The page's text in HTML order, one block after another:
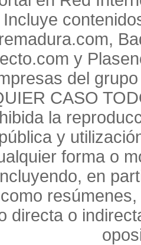
y
del
CASO
la
y
forma o
en
directa o